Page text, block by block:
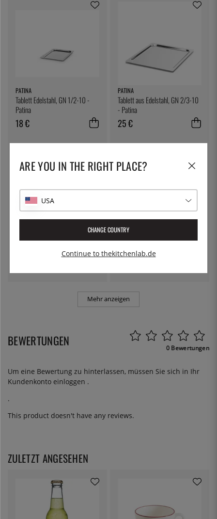
PATINA
Tablett Edelstahl, GN 1/2-10 -
Patina
18 €
PATINA
Tablett aus Edelstahl, GN 2/3-10
- Patina
25 €
EXXENT
Mehr anzeigen
BEWERTUNGEN 0 Bewertungen
Um eine Bewertung zu hinterlassen, müssen Sie sich in Ihr
Kundenkonto einloggen .
.
This product doesn't have any reviews.
ZULETZT ANGESEHEN
ARE YOU IN THE RIGHT PLACE?
USA
CHANGE COUNTRY
Continue to thekitchenlab.de